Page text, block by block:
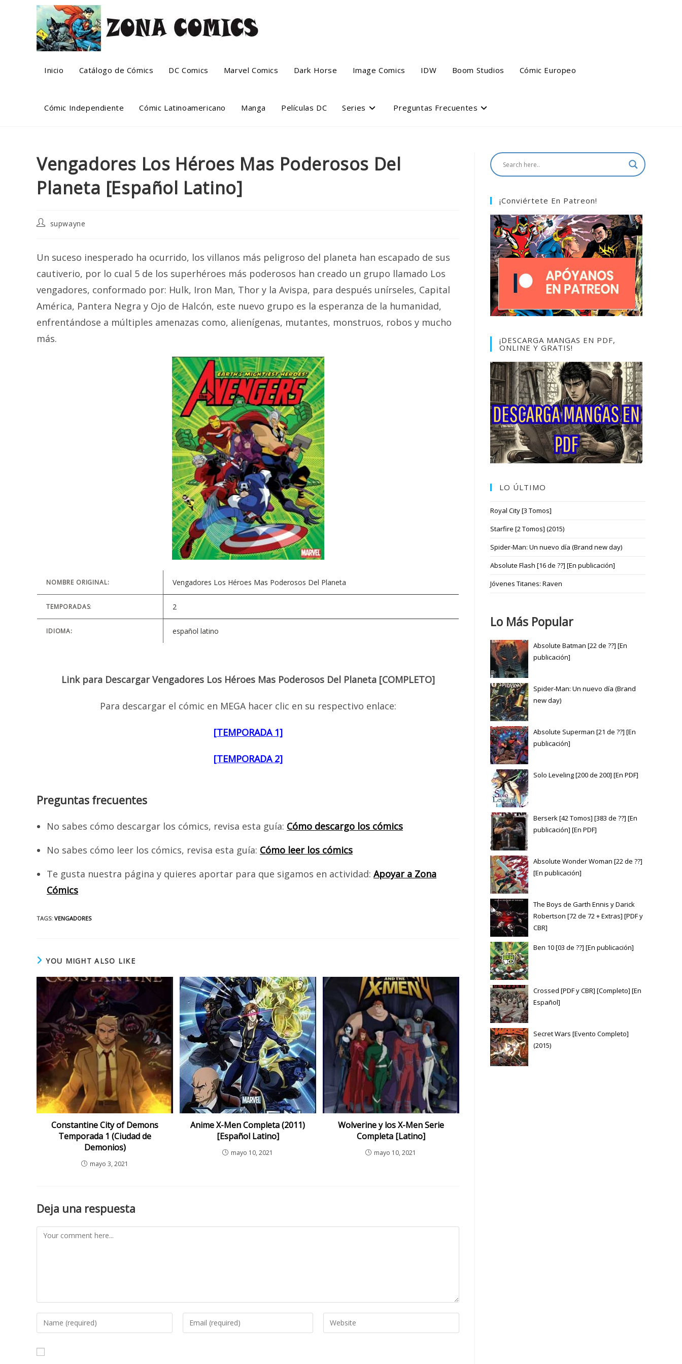
Inicio Catálogo de Cómics DC Comics Marvel Comics Dark Horse Image Comics IDW Boom Studios Cómic Europeo
Cómic Independiente Cómic Latinoamericano Manga Películas DC Series Preguntas Frecuentes
Vengadores Los Héroes Mas Poderosos Del
Planeta [Español Latino]
Postsupwayne
Un suceso inesperado ha ocurrido, los villanos más peligroso del planeta han escapado de sus
cautiverio, por lo cual 5 de los superhéroes más poderosos han creado un grupo llamado Los
vengadores, conformado por: Hulk, Iron Man, Thor y la Avispa, para después unírseles, Capital
América, Pantera Negra y Ojo de Halcón, este nuevo grupo es la esperanza de la humanidad,
enfrentándose a múltiples amenazas como, alienígenas, mutantes, monstruos, robos y mucho
más.
NOMBRE ORIGINAL: Vengadores Los Héroes Mas Poderosos Del Planeta
TEMPORADAS: 2
IDIOMA: español latino
Link para Descargar Vengadores Los Héroes Mas Poderosos Del Planeta [COMPLETO]
Para descargar el cómic en MEGA hacer clic en su respectivo enlace:
[TEMPORADA 1]
[TEMPORADA 2]
Preguntas frecuentes
No sabes cómo descargar los cómics, revisa esta guía: Cómo descargo los cómics
No sabes cómo leer los cómics, revisa esta guía: Cómo leer los cómics
Te gusta nuestra página y quieres aportar para que sigamos en actividad: Apoyar a Zona
Cómics
TAGS: VENGADORES
YOU MIGHT ALSO LIKE
Constantine City of Demons
Temporada 1 (Ciudad de
Demonios)
mayo 3, 2021
Anime X-Men Completa (2011)
[Español Latino]
mayo 10, 2021
Wolverine y los X-Men Serie
Completa [Latino]
mayo 10, 2021
Deja una respuesta
Comment
Enter
your
or
Enter
your
Enter
your
¡Conviértete En Patreon!
¡DESCARGA MANGAS EN PDF,
ONLINE Y GRATIS!
LO ÚLTIMO
Royal City [3 Tomos]
Starfire [2 Tomos] (2015)
Spider-Man: Un nuevo día (Brand new day)
Absolute Flash [16 de ??] [En publicación]
Jóvenes Titanes: Raven
Lo Más Popular
Absolute Batman [22 de ??] [En
publicación]
Spider-Man: Un nuevo día (Brand
new day)
Absolute Superman [21 de ??] [En
publicación]
Solo Leveling [200 de 200] [En PDF]
Berserk [42 Tomos] [383 de ??] [En
publicación] [En PDF]
Absolute Wonder Woman [22 de ??]
[En publicación]
The Boys de Garth Ennis y Darick
Robertson [72 de 72 + Extras] [PDF y
CBR]
Ben 10 [03 de ??] [En publicación]
Crossed [PDF y CBR] [Completo] [En
Español]
Secret Wars [Evento Completo]
(2015)